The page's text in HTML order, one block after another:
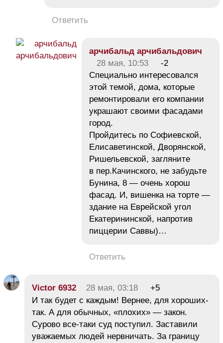
Ответить
арчибальд арчибальдович
28 мая, 10:53
-2
Специально интересовался
этой темой, дома, которые
ремонтировали его компании
украшают своими фасадами
город.
Пройдитесь по Софиевской,
Елисаветинской, Дворянской,
Ришельевской, загляните
в пер.Качинского, не забудьте
Бунина, 8 — очень хорош
фасад. И, вишенка на торте —
здание на Еврейской угол
Екатерининской, напротив
пиццерии Саввы)…
Ответить
Victor 6932 28 мая, 03:18
+5
И так будет с каждым! Вернее, для хороших-
так. А для обычных, «плохих» — закон.
Сурово все-таки суд поступил. Заставили
уважаемых людей нервничать. За границу